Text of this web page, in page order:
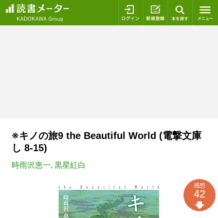
ログイン 新規登録
※キノの旅9 the Beautiful World (電撃文庫
し 8-15)
時雨沢恵一, 黒星紅白
感想
42